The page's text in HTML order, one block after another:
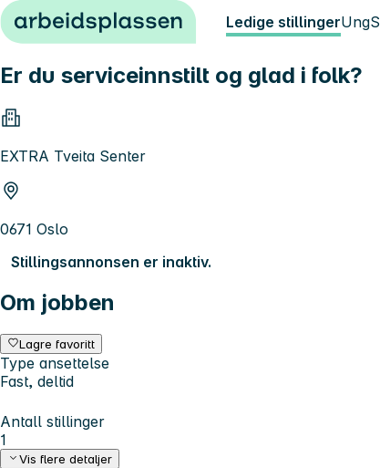
Hopp til innhold Ledige stillingerUng
Er du serviceinnstilt og glad i folk?
EXTRA Tveita Senter
0671 Oslo
Stillingsannonsen er inaktiv.
Om jobben
Lagre favoritt
Type ansettelse
Fast, deltid
Antall stillinger
1
Vis flere detaljer